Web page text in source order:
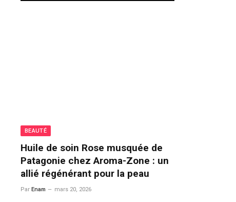
BEAUTÉ
Huile de soin Rose musquée de
Patagonie chez Aroma-Zone : un
allié régénérant pour la peau
Par Enam mars 20, 2026